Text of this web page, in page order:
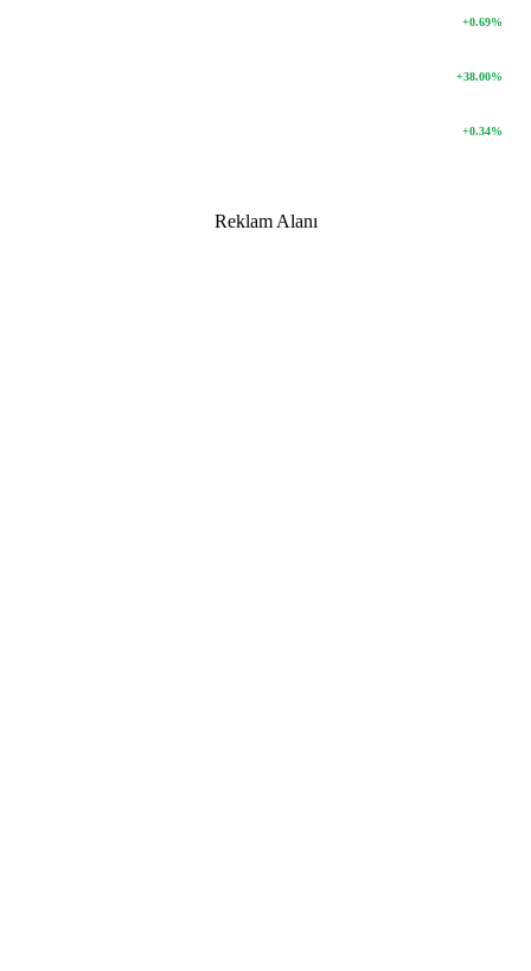
+0.69%
+38.00%
+0.34%
Reklam Alanı